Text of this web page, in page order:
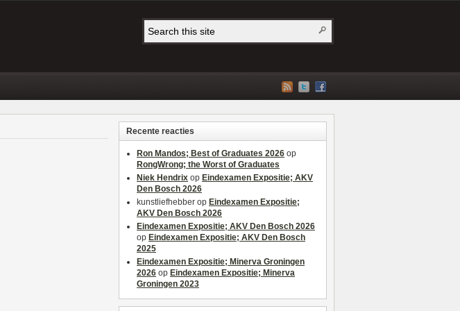
Recente reacties
Ron Mandos; Best of Graduates 2026 op
RongWrong; the Worst of Graduates
Niek Hendrix op Eindexamen Expositie; AKV
Den Bosch 2026
kunstliefhebber op Eindexamen Expositie;
AKV Den Bosch 2026
Eindexamen Expositie; AKV Den Bosch 2026
op Eindexamen Expositie; AKV Den Bosch
2025
Eindexamen Expositie; Minerva Groningen
2026 op Eindexamen Expositie; Minerva
Groningen 2023